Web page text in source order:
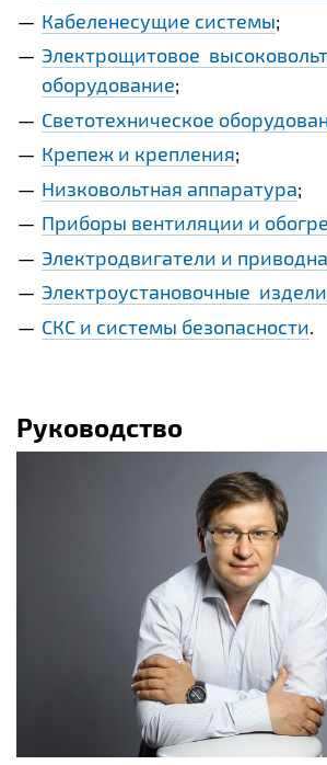
Кабеленесущие системы;
Электрощитовое
оборудование;
Светотехническое
Крепеж и крепления;
Низковольтная аппаратура;
Приборы вентиляции и
Электродвигатели и
Электроустановочные
СКС и системы безопасности.
Руководство